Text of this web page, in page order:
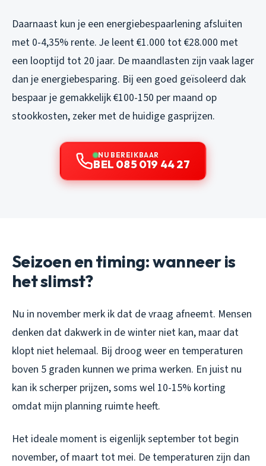
Daarnaast kun je een energiebespaarlening afsluiten
met 0-4,35% rente. Je leent €1.000 tot €28.000 met
een looptijd tot 20 jaar. De maandlasten zijn vaak lager
dan je energiebesparing. Bij een goed geïsoleerd dak
bespaar je gemakkelijk €100-150 per maand op
stookkosten, zeker met de huidige gasprijzen.
NU BEREIKBAAR
BEL 085 019 44 27
Seizoen en timing: wanneer is
het slimst?
Nu in november merk ik dat de vraag afneemt. Mensen
denken dat dakwerk in de winter niet kan, maar dat
klopt niet helemaal. Bij droog weer en temperaturen
boven 5 graden kunnen we prima werken. En juist nu
kan ik scherper prijzen, soms wel 10-15% korting
omdat mijn planning ruimte heeft.
Het ideale moment is eigenlijk september tot begin
november, of maart tot mei. De temperaturen zijn dan